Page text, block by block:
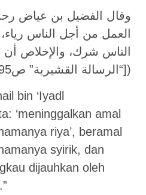
وقال الفضيل بن عياض
العمل من أجل الناس
الناس شرك، والإخلاص أن
[“الرسالة القشيرية” ص95 ـ 96)
bin ‘Iyadl
‘meninggalkan amal
riya’, beramal
syirik, dan
dijauhkan oleh